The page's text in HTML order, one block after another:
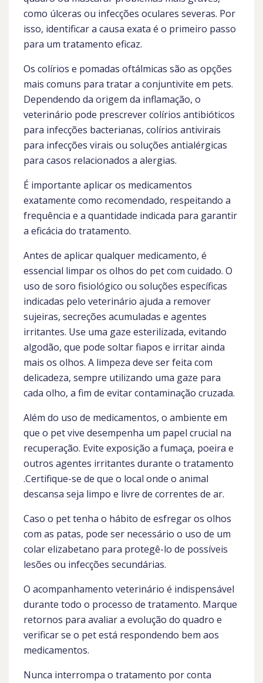
como úlceras ou infecções oculares severas. Por
isso, identificar a causa exata é o primeiro passo
para um tratamento eficaz.
Os colírios e pomadas oftálmicas são as opções
mais comuns para tratar a conjuntivite em pets.
Dependendo da origem da inflamação, o
veterinário pode prescrever colírios antibióticos
para infecções bacterianas, colírios antivirais
para infecções virais ou soluções antialérgicas
para casos relacionados a alergias.
É importante aplicar os medicamentos
exatamente como recomendado, respeitando a
frequência e a quantidade indicada para garantir
a eficácia do tratamento.
Antes de aplicar qualquer medicamento, é
essencial limpar os olhos do pet com cuidado. O
uso de soro fisiológico ou soluções específicas
indicadas pelo veterinário ajuda a remover
sujeiras, secreções acumuladas e agentes
irritantes. Use uma gaze esterilizada, evitando
algodão, que pode soltar fiapos e irritar ainda
mais os olhos. A limpeza deve ser feita com
delicadeza, sempre utilizando uma gaze para
cada olho, a fim de evitar contaminação cruzada.
Além do uso de medicamentos, o ambiente em
que o pet vive desempenha um papel crucial na
recuperação. Evite exposição a fumaça, poeira e
outros agentes irritantes durante o tratamento
.Certifique-se de que o local onde o animal
descansa seja limpo e livre de correntes de ar.
Caso o pet tenha o hábito de esfregar os olhos
com as patas, pode ser necessário o uso de um
colar elizabetano para protegê-lo de possíveis
lesões ou infecções secundárias.
O acompanhamento veterinário é indispensável
durante todo o processo de tratamento. Marque
retornos para avaliar a evolução do quadro e
verificar se o pet está respondendo bem aos
medicamentos.
Nunca interrompa o tratamento por conta